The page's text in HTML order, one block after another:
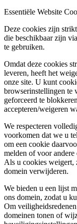
Essentiële Website
Deze cookies zijn
die beschikbaar zijn
te gebruiken.
Omdat deze cookies
leveren, heeft het
onze site. U kunt
browserinstellingen te
geforceerd te
accepteren/weigeren
We respecteren
voorkomen dat we u
om een cookie
melden of voor
Als u cookies weigert,
domein verwijderen.
We bieden u een lijst
ons domein, zodat u
Om
domeinen tonen of